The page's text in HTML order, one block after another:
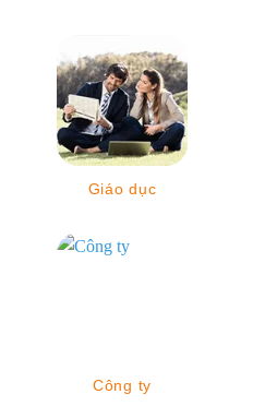
Giáo dục
Công ty